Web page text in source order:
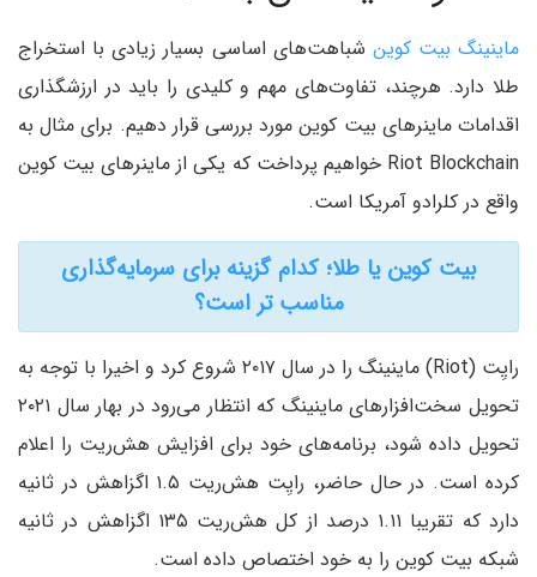
ماینینگ بیت کوین شباهت‌های اساسی بسیار زیادی با استخراج
طلا دارد. هرچند، تفاوت‌های مهم و کلیدی را باید در ارزشگذاری
اقدامات ماینرهای بیت کو‌ین مورد بررسی قرار دهیم. برای مثال به
Riot Blockchain خواهیم پرداخت که یکی از ماینرهای بیت کوین
واقع در کلرادو آمریکا است.
بیت کوین یا طلا؛ کدام گزینه برای سرمایه‌گذاری
مناسب تر است؟
رایِت (Riot) ماینینگ را در سال ۲۰۱۷ شروع کرد و اخیرا با توجه به
تحویل سخت‌افزارهای ماینینگ که انتظار می‌رود در بهار سال ۲۰۲۱
تحویل داده شود، برنامه‌های خود برای افزایش هش‌ریت را اعلام
کرده است. در حال حاضر، رایِت هش‌ریت ۱.۵ اگزاهش در ثانیه
دارد که تقریبا ۱.۱۱ درصد از کل هش‌ریت ۱۳۵ اگزاهش در ثانیه
شبکه بیت کوین را به خود اختصاص داده است.